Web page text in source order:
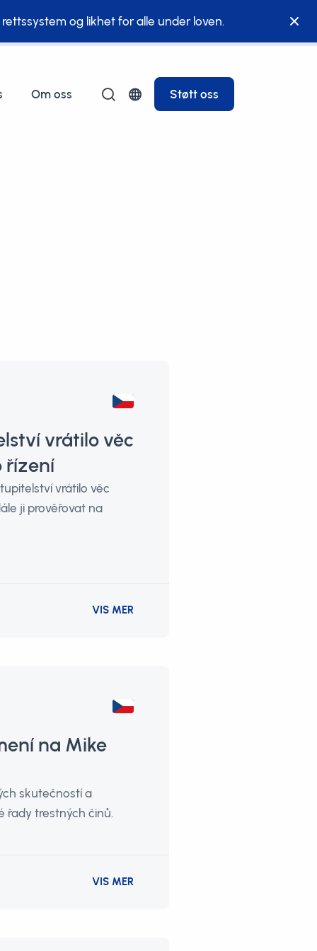
og likhet for alle under loven.
Om oss Støtt oss
vrátilo věc
řízení
vrátilo věc
ji prověřovat na
VIS MER
na Mike
skutečností a
řady trestných činů.
VIS MER